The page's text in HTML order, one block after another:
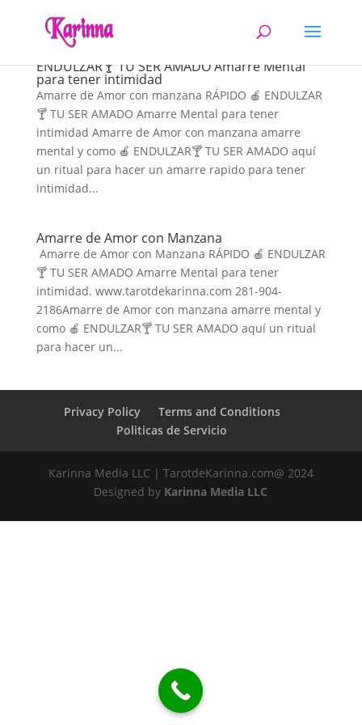
Amarre de Amor con manzana RÁPIDO 🍎
ENDULZAR🍸 TU SER AMADO Amarre Mental
para tener intimidad
Amarre de Amor con manzana RÁPIDO 🍎 ENDULZAR
🍸 TU SER AMADO Amarre Mental para tener
intimidad Amarre de Amor con manzana amarre
mental y como 🍎 ENDULZAR🍸 TU SER AMADO aquí
un ritual para hacer un amarre rapido para tener
intimidad...
Amarre de Amor con Manzana
Amarre de Amor con Manzana RÁPIDO 🍎 ENDULZAR
🍸 TU SER AMADO Amarre Mental para tener
intimidad. www.tarotdekarinna.com 281-904-
2186Amarre de Amor con manzana amarre mental y
como 🍎 ENDULZAR🍸 TU SER AMADO aquí un ritual
para hacer un...
Privacy Policy
Terms and Conditions
Politicas de Servicio
Karinna Media LLC | TarotdeKarinna.com@ 2024
Designed by Karinna Media LLC